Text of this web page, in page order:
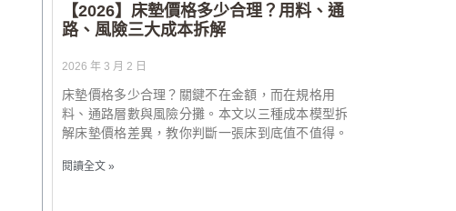
【2026】床墊價格多少合理？用料、通
路、風險三大成本拆解
2026 年 3 月 2 日
床墊價格多少合理？關鍵不在金額，而在規格用
料、通路層數與風險分攤。本文以三種成本模型拆
解床墊價格差異，教你判斷一張床到底值不值得。
閱讀全文 »